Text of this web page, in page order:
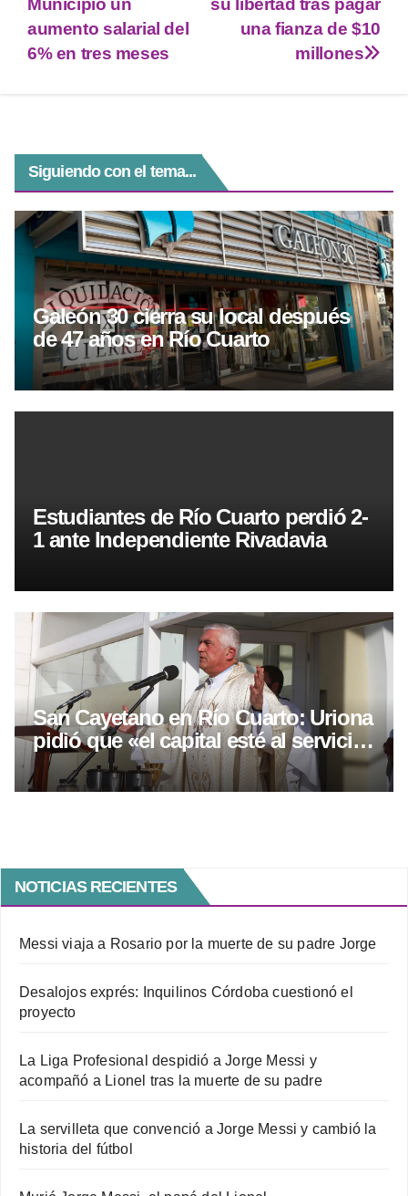
p
p
m g
su libertad tras pagar
una fianza de $10
millones
Municipio un
aumento salarial del
6% en tres meses
Siguiendo con el tema...
Galeón 30 cierra su local después
de 47 años en Río Cuarto
Estudiantes de Río Cuarto perdió 2-
1 ante Independiente Rivadavia
San Cayetano en Río Cuarto: Uriona
pidió que «el capital esté al servicio
del trabajo»
NOTICIAS RECIENTES
Messi viaja a Rosario por la muerte de su padre Jorge
Desalojos exprés: Inquilinos Córdoba cuestionó el
proyecto
La Liga Profesional despidió a Jorge Messi y
acompañó a Lionel tras la muerte de su padre
La servilleta que convenció a Jorge Messi y cambió la
historia del fútbol